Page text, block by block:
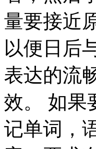
量要接近
以便日后
表达的流
效。 如果
记单词，